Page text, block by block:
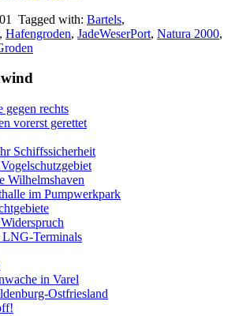
Tagged with: Bartels,
, Hafengroden, JadeWeserPort, Natura 2000,
gegen rechts
vorerst gerettet
Schiffssicherheit
Wilhelmshaven
im Pumpwerkpark
Terminals
in Varel
Ostfriesland